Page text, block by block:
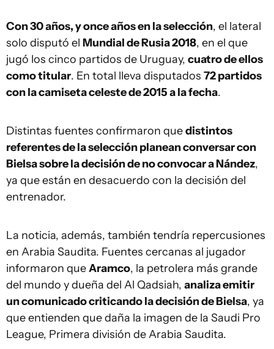
Con 30 años, y once años en la selección, el lateral
solo disputó el Mundial de Rusia 2018, en el que
jugó los cinco partidos de Uruguay, cuatro de ellos
como titular. En total lleva disputados 72 partidos
con la camiseta celeste de 2015 a la fecha.
Distintas fuentes confirmaron quedistintos
referentes de la selección planean conversar con
Bielsa sobre la decisión de no convocar a Nández,
ya que están en desacuerdo con la decisión del
entrenador.
La noticia, además, también tendría repercusiones
en Arabia Saudita. Fuentes cercanas al jugador
informaron queAramco, la petrolera más grande
del mundo y dueña del Al Qadsiah, analiza emitir
un comunicado criticando la decisión de Bielsa, ya
que entienden que daña la imagen de la Saudi Pro
League, Primera división de Arabia Saudita.